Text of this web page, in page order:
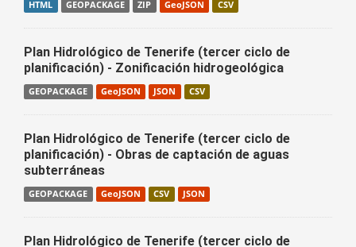
HTML GEOPACKAGE ZIP GeoJSON CSV
Plan Hidrológico de Tenerife (tercer ciclo de
planificación) - Zonificación hidrogeológica
GEOPACKAGE GeoJSON JSON CSV
Plan Hidrológico de Tenerife (tercer ciclo de
planificación) - Obras de captación de aguas
subterráneas
GEOPACKAGE GeoJSON CSV JSON
Plan Hidrológico de Tenerife (tercer ciclo de